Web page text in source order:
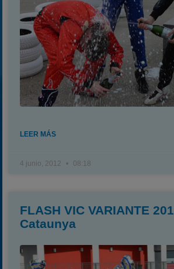
LEER MÁS
4 junio, 2012 08:18
FLASH VIC VARIANTE
Cataunya